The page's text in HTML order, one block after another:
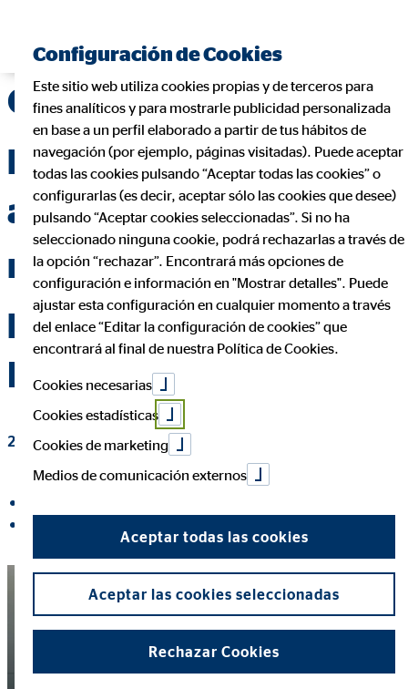
OVB se convierte en la
primera empresa en
apoyar la
revolucionaria
plataforma social
HelpUp
20 de octubre de 2017|Comunicación corporativa
Configuración de Cookies
Este sitio web utiliza cookies propias y de terceros para
fines analíticos y para mostrarle publicidad personalizada
en base a un perfil elaborado a partir de tus hábitos de
navegación (por ejemplo, páginas visitadas). Puede aceptar
todas las cookies pulsando “Aceptar todas las cookies” o
configurarlas (es decir, aceptar sólo las cookies que desee)
pulsando “Aceptar cookies seleccionadas”. Si no ha
seleccionado ninguna cookie, podrá rechazarlas a través de
la opción “rechazar”. Encontrará más opciones de
configuración e información en "Mostrar detalles". Puede
ajustar esta configuración en cualquier momento a través
del enlace “Editar la configuración de cookies” que
encontrará al final de nuestra Política de Cookies.
Cookies necesarias
Cookies estadísticas
Cookies de marketing
Medios de comunicación externos
Aceptar todas las cookies
Aceptar las cookies seleccionadas
Rechazar Cookies